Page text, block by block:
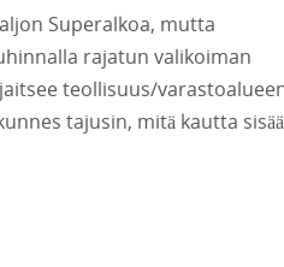
Superalkoa, mutta
rajatun valikoiman
teollisuus/
tajusin, mitä kautta